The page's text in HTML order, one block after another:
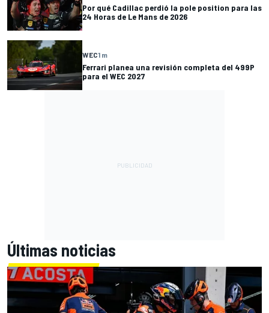
Por qué Cadillac perdió la pole position para las
24 Horas de Le Mans de 2026
WEC1 m
Ferrari planea una revisión completa del 499P
para el WEC 2027
Últimas noticias